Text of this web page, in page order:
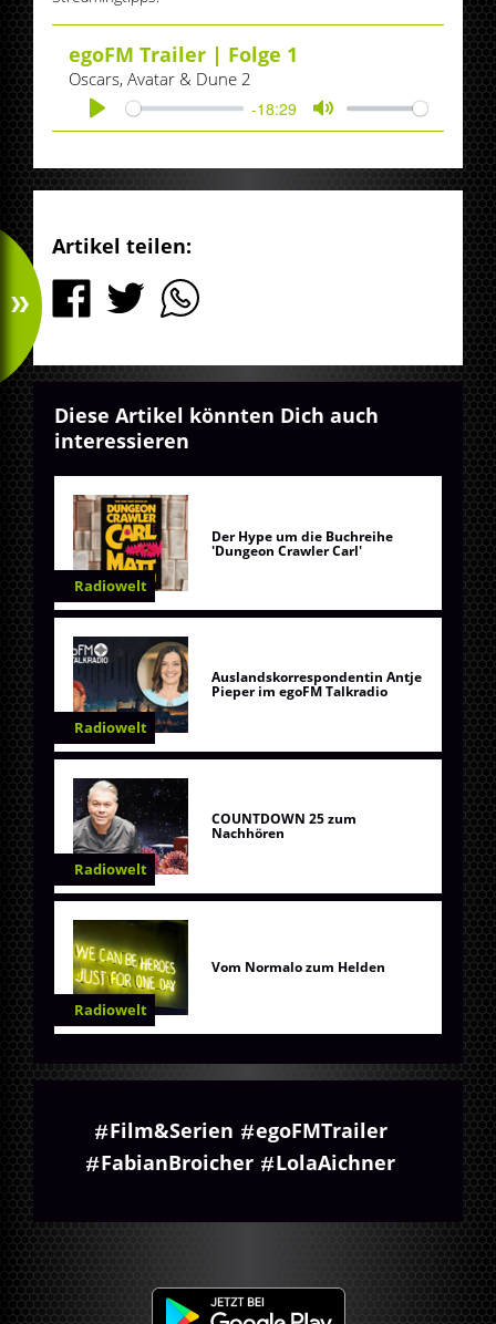
egoFM Trailer | Folge 1
Oscars, Avatar & Dune 2
Play
-18:29
Mute
Artikel teilen:
Diese Artikel könnten Dich auch
interessieren
Radiowelt
Der Hype um die Buchreihe
'Dungeon Crawler Carl'
Radiowelt
Auslandskorrespondentin Antje
Pieper im egoFM Talkradio
Radiowelt
COUNTDOWN 25 zum
Nachhören
Radiowelt
Vom Normalo zum Helden
Film&Serien
egoFMTrailer
FabianBroicher
LolaAichner